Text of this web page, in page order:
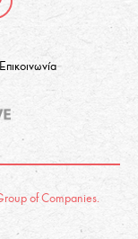
Επικοινωνία
of Companies.